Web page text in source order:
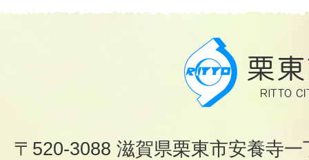
〒520-3088 滋賀県栗東市安養寺